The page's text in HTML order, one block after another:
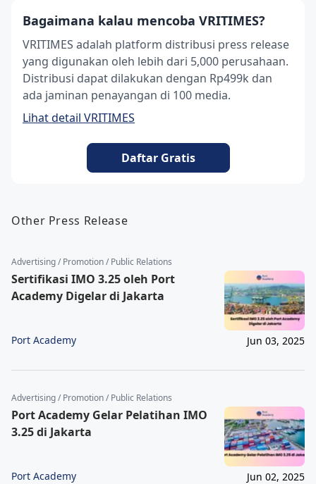
Bagaimana kalau mencoba VRITIMES?
VRITIMES adalah platform distribusi press release
yang digunakan oleh lebih dari 5,000 perusahaan.
Distribusi dapat dilakukan dengan Rp499k dan
ada jaminan penayangan di 100 media.
Lihat detail VRITIMES
Daftar Gratis
Other Press Release
Advertising / Promotion / Public Relations
Sertifikasi IMO 3.25 oleh Port
Academy Digelar di Jakarta
Port Academy Jun 03, 2025
Advertising / Promotion / Public Relations
Port Academy Gelar Pelatihan IMO
3.25 di Jakarta
Port Academy Jun 02, 2025